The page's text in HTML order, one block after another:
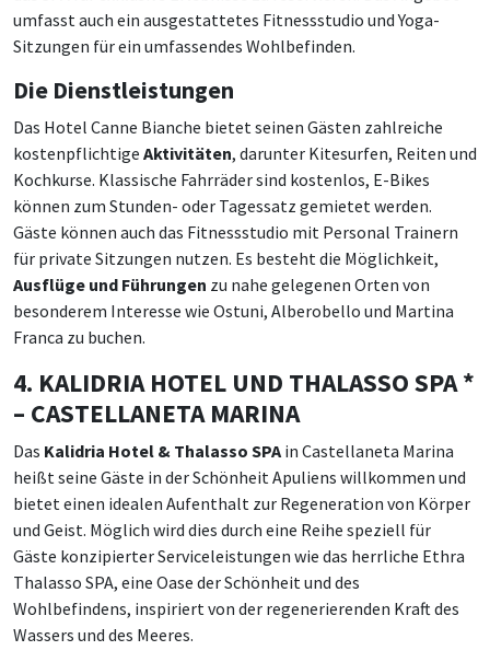
umfasst auch ein ausgestattetes Fitnessstudio und Yoga-
Sitzungen für ein umfassendes Wohlbefinden.
Die Dienstleistungen
Das Hotel Canne Bianche bietet seinen Gästen zahlreiche
kostenpflichtige Aktivitäten, darunter Kitesurfen, Reiten und
Kochkurse. Klassische Fahrräder sind kostenlos, E-Bikes
können zum Stunden- oder Tagessatz gemietet werden.
Gäste können auch das Fitnessstudio mit Personal Trainern
für private Sitzungen nutzen. Es besteht die Möglichkeit,
Ausflüge und Führungen zu nahe gelegenen Orten von
besonderem Interesse wie Ostuni, Alberobello und Martina
Franca zu buchen.
4. KALIDRIA HOTEL UND THALASSO SPA *
– CASTELLANETA MARINA
Das Kalidria Hotel & Thalasso SPA in Castellaneta Marina
heißt seine Gäste in der Schönheit Apuliens willkommen und
bietet einen idealen Aufenthalt zur Regeneration von Körper
und Geist. Möglich wird dies durch eine Reihe speziell für
Gäste konzipierter Serviceleistungen wie das herrliche Ethra
Thalasso SPA, eine Oase der Schönheit und des
Wohlbefindens, inspiriert von der regenerierenden Kraft des
Wassers und des Meeres.